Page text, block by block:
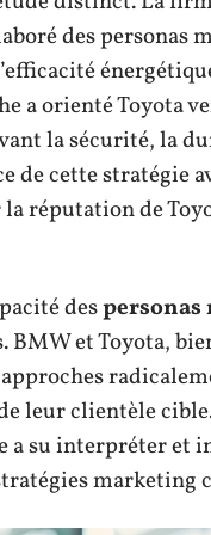
des personas
a orienté Toyota
la sécurité, la
de cette stratégie
réputation de
des
et Toyota,
leur clientèle
a su interpréter et
marketing